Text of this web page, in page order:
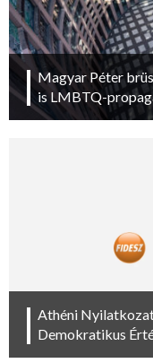
Magyar Péter
is LMBTQ-
Athéni Nyilatkozat
Demokratikus